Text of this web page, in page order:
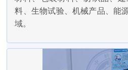
料、生物试验、机械产品、能
域。